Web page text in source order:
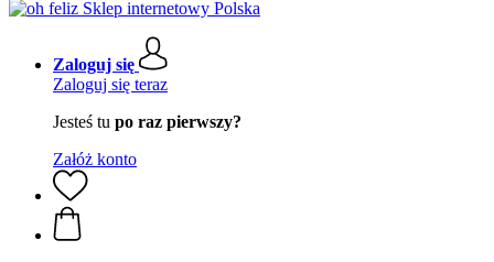
Zaloguj się
Zaloguj się teraz
Jesteś tu po raz pierwszy?
Załóż konto